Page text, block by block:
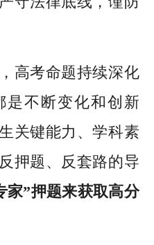
高考命题持续深化
是不断变化和创新
关键能力、学科素
押题、反套路的导
家”押题来获取高分